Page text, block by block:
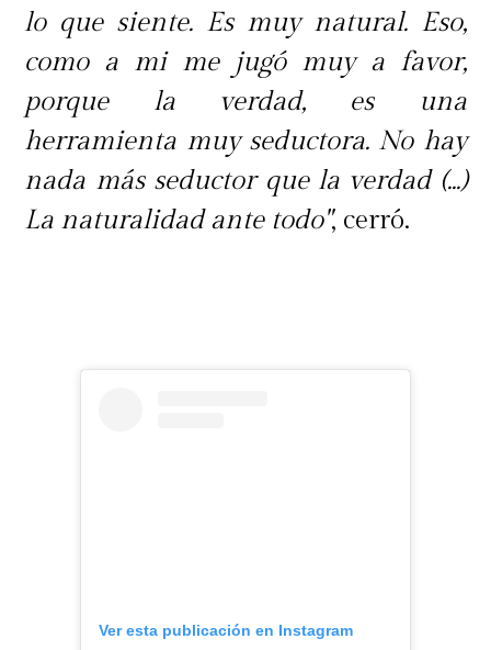
lo que siente. Es muy natural. Eso,
como a mi me jugó muy a favor,
porque la verdad, es una
herramienta muy seductora. No hay
nada más seductor que la verdad (...)
La naturalidad ante todo", cerró.
Ver esta publicación en Instagram